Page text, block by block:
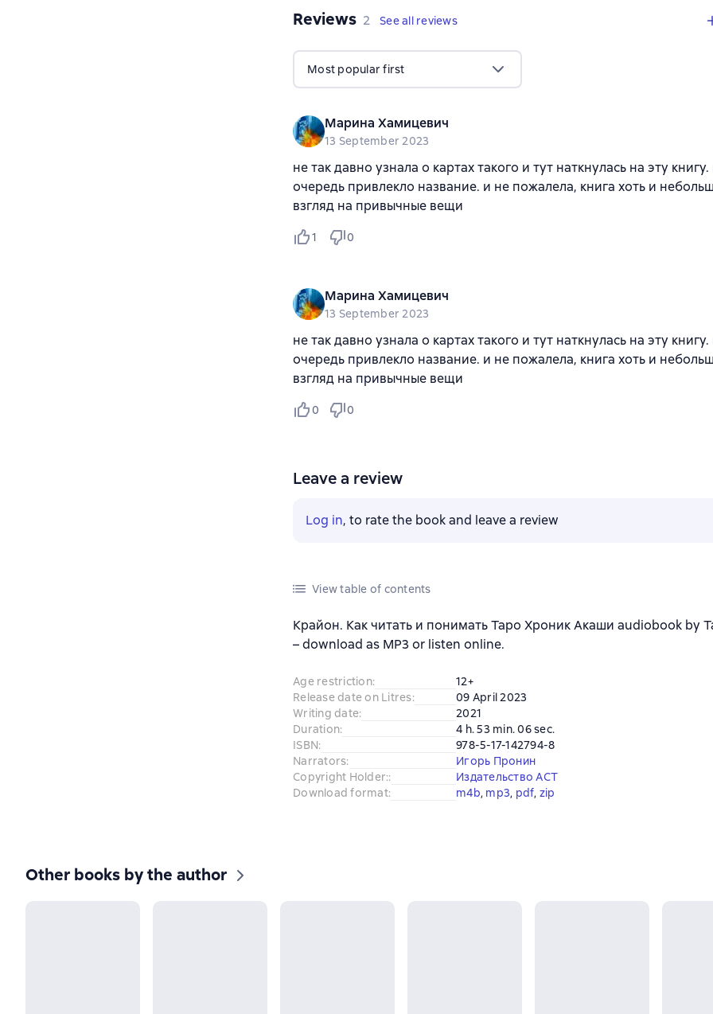
Reviews 2 reviews
2 See all reviews
Most popular first
Марина Хамицевич
13 September 2023
не так давно узнала о картах такого и тут наткнулась на эту
очередь привлекло название. и не пожалела, книга хоть и
взгляд на привычные вещи
1 0
Марина Хамицевич
13 September 2023
не так давно узнала о картах такого и тут наткнулась на эту
очередь привлекло название. и не пожалела, книга хоть и
взгляд на привычные вещи
0 0
Leave a review
Log in, to rate the book and leave a review
View table of contents
Крайон. Как читать и понимать Таро Хроник Акаши audiobook by
– download as MP3 or listen online.
Age restriction:
12+
Release date on Litres:
09 April 2023
Writing date:
2021
Duration:
4 h. 53 min. 06 sec.
ISBN:
978-5-17-142794-8
Narrators:
Игорь Пронин
Copyright Holder::
Издательство АСТ
Download format: m4b, mp3, pdf, zip
Other books by the author